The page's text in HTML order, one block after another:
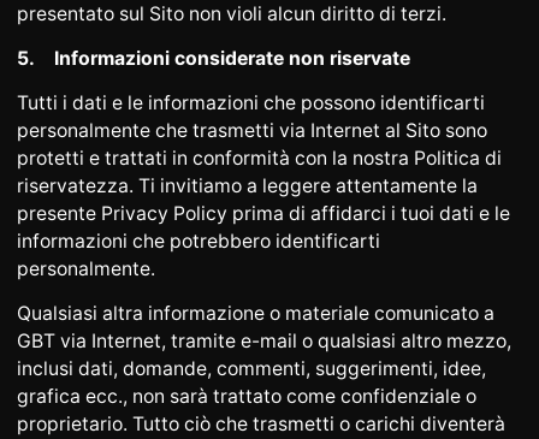
presentato sul Sito non violi alcun diritto di terzi.
5.
Informazioni considerate non riservate
Tutti i dati e le informazioni che possono identificarti
personalmente che trasmetti via Internet al Sito sono
protetti e trattati in conformità con la nostra Politica di
riservatezza. Ti invitiamo a leggere attentamente la
presente Privacy Policy prima di affidarci i tuoi dati e le
informazioni che potrebbero identificarti
personalmente.
Qualsiasi altra informazione o materiale comunicato a
GBT via Internet, tramite e-mail o qualsiasi altro mezzo,
inclusi dati, domande, commenti, suggerimenti, idee,
grafica ecc., non sarà trattato come confidenziale o
proprietario. Tutto ciò che trasmetti o carichi diventerà